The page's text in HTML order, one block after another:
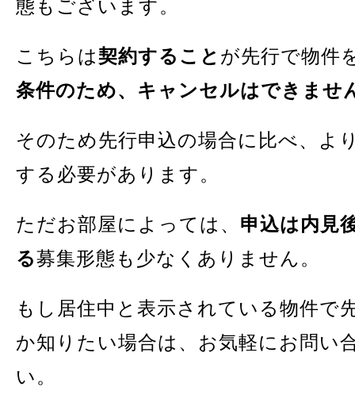
態もございます。
こちらは契約すること が先行で物件
条件のため、キャンセルはできませ
そのため先行申込の場合に比べ、よ
する必要があります。
ただお部屋によっては、 申込は内見
る募集形態も少なくありません。
もし居住中と表示されている物件で
か知りたい場合は、お気軽にお問い
い。